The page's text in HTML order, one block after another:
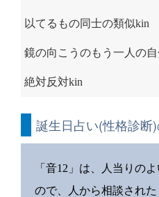
以てるもの同士の類似kin
鏡の向こうのもう一人の自
絶対反対kin
誕生日占い(性格診断
「音12」は、人当りの
ので、人から相談され